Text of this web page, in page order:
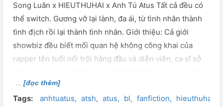
Song Luân x HIEUTHUHAI x Anh Tú Atus Tất cả đều có
thể switch. Gương vỡ lại lành, đa ái, từ tình nhân thành
tình địch rồi lại thành tình nhân. Giới thiệu: Cả giới
showbiz đều biết mối quan hệ không công khai của
rapper tên tuổi nổi trội hàng đầu và diễn viên, ca sĩ sở
hai người họ đã chia tay trước sự tiếc nuối của cả cánh
truyền thông lẫn cộng đồng mạng. Bẵng đi một thời
[đọc thêm]
Tags: anhtuatus atsh atus bl fanfiction hieuthuhai